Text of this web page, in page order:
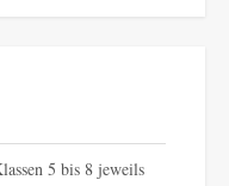
5 bis 8 jeweils